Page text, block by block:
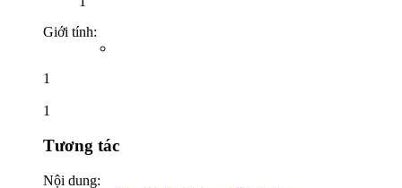
Giới tính:
1
1
Tương tác
Nội dung: